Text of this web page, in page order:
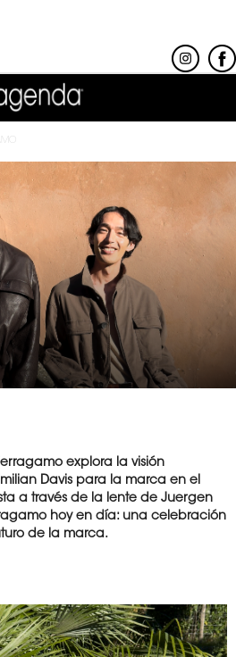
explora la visión
Davis para la marca en el
a través de la lente de Juergen
hoy en día: una celebración
de la marca.